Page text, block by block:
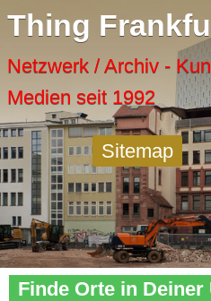
Thing
Netzwerk / Archiv -
Medien seit 1992
Sitemap
Home»Tags» Walking
Finde Orte in Deiner
Menu
Artspaces
Cool Places
Frankfurt Diary
Activity
Recent Posts